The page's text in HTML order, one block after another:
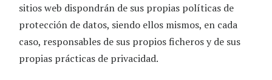
sitios web dispondrán de sus propias políticas de
protección de datos, siendo ellos mismos, en cada
caso, responsables de sus propios ficheros y de sus
propias prácticas de privacidad.